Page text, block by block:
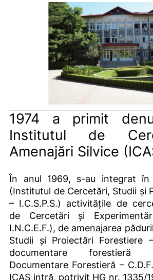
1974 a primit
Institutul de
Amenajări Silvice
În anul 1969, s-au integrat în
(Institutul de Cercetări, Studii şi
– I.C.S.P.S.) activitățile de
de Cercetări şi
I.N.C.E.F.), de amenajarea
Studii şi Proiectări Forestiere
documentare
Documentare Forestieră –
ICAS intră, potrivit HG nr. 1335/